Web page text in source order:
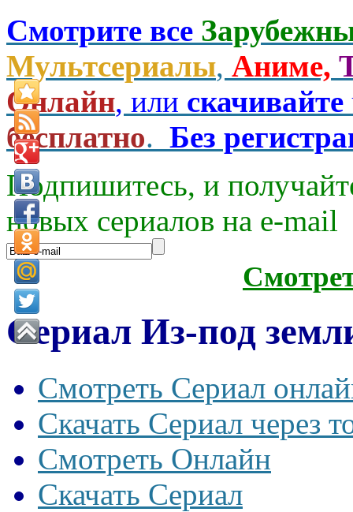
Смотрите все
Мультсериалы, Аниме,
Онлайн, или скачивайте
бесплатно. Без
Подпишитесь, и
новых сериалов на e-mаil
Сериал Из-под
Смотреть Сериал
Скачать Сериал через
Смотреть Онлайн
Скачать Сериал